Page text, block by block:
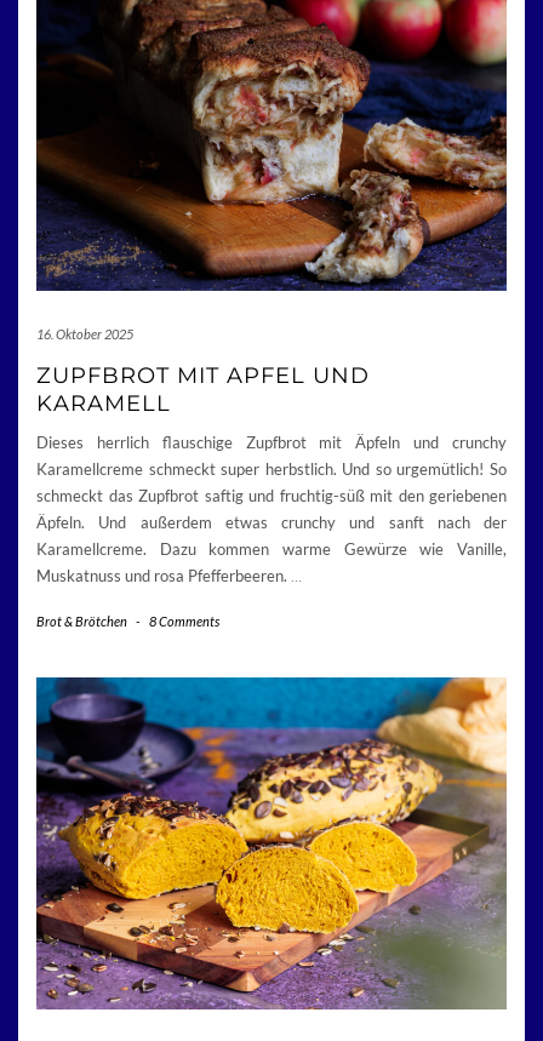
16. Oktober 2025
ZUPFBROT MIT APFEL UND
KARAMELL
Dieses herrlich flauschige Zupfbrot mit Äpfeln und crunchy
Karamellcreme schmeckt super herbstlich. Und so urgemütlich! So
schmeckt das Zupfbrot saftig und fruchtig-süß mit den geriebenen
Äpfeln. Und außerdem etwas crunchy und sanft nach der
Karamellcreme. Dazu kommen warme Gewürze wie Vanille,
Muskatnuss und rosa Pfefferbeeren.
Brot & Brötchen - 8 Comments